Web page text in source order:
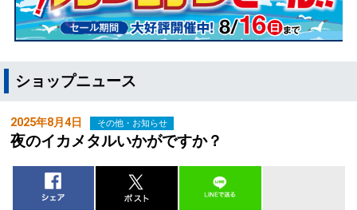
ショップニュース
2025年8月4日 その他・お知らせ
夜のイカメタルいかがですか？